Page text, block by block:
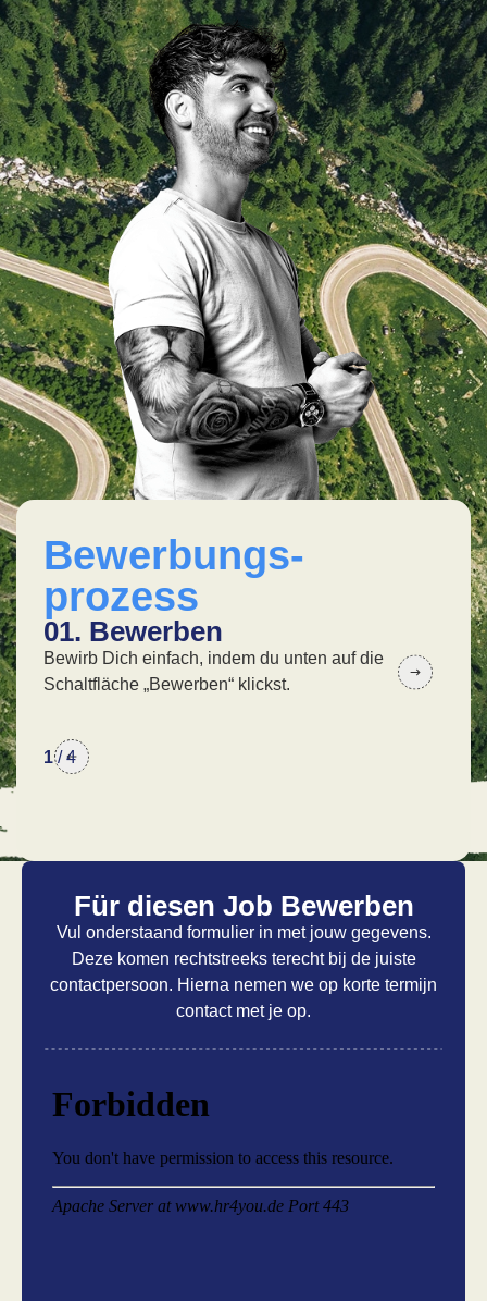
Bewerbungs-
prozess
01. Bewerben
Bewirb Dich einfach, indem du unten auf die
Schaltfläche „Bewerben“ klickst.
In
1/4
Für diesen Job Bewerben
Vul onderstaand formulier in met jouw gegevens.
Deze komen rechtstreeks terecht bij de juiste
contactpersoon. Hierna nemen we op korte termijn
contact met je op.